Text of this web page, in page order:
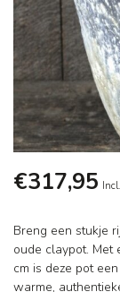
€317,95
Breng een stukje
oude claypot. Met
cm is deze pot
warme,